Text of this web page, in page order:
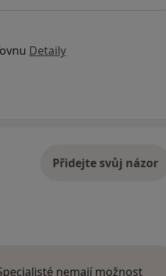
Detaily
Přidejte svůj názor
nemají možnost